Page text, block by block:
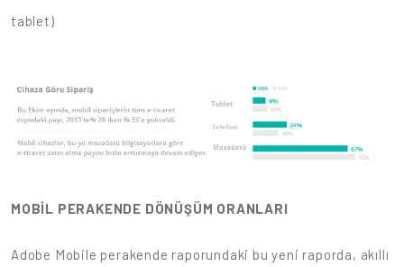
tablet)
MOBİL PERAKENDE DÖNÜŞÜM ORANLARI
Adobe Mobile perakende raporundaki bu yeni raporda, akıllı